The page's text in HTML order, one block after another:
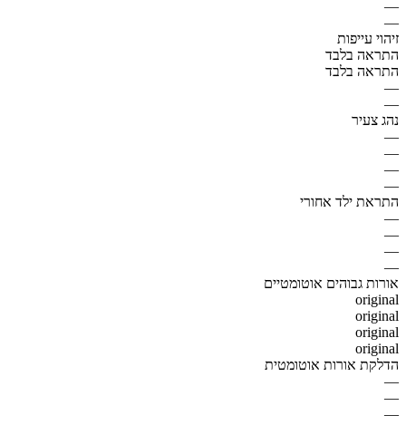
—
—
זיהוי עייפות
התראה בלבד
התראה בלבד
—
—
נהג צעיר
—
—
—
—
התראת ילד אחורי
—
—
—
—
אורות גבוהים אוטומטיים
original
original
original
original
הדלקת אורות אוטומטית
—
—
—